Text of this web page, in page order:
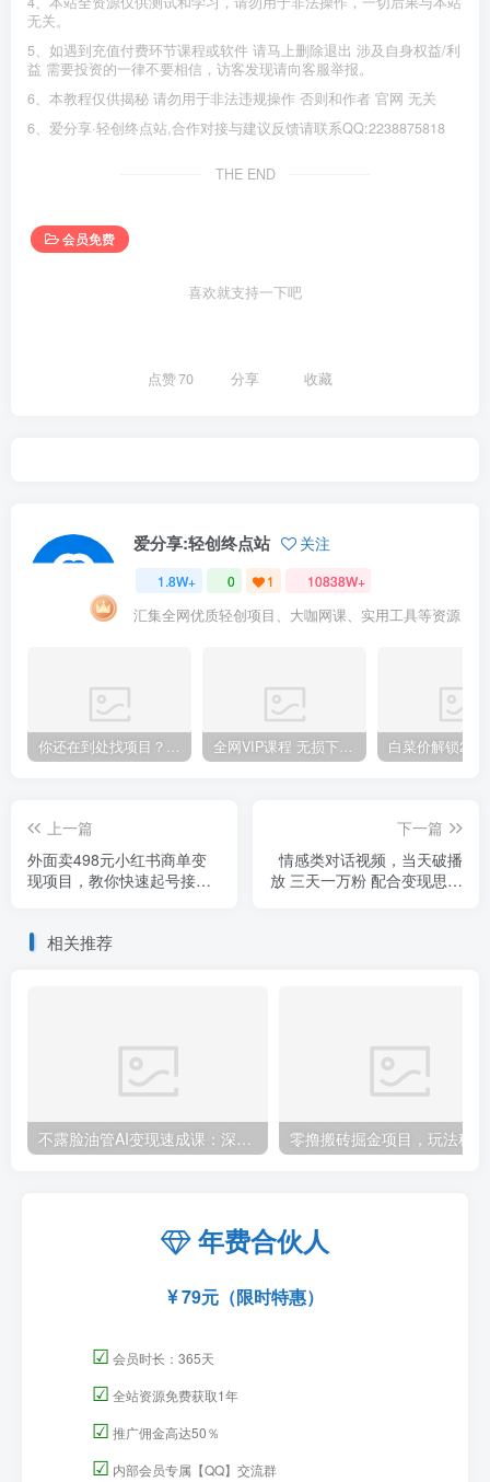
无关。
5、如遇到充值付费环节课程或软件 请马上删除退出 涉及自身权益/利
益 需要投资的一律不要相信，访客发现请向客服举报。
6、本教程仅供揭秘 请勿用于非法违规操作 否则和作者 官网 无关
6、爱分享·轻创终点站,合作对接与建议反馈请联系QQ:2238875818
THE END
会员免费
喜欢就支持一下吧
点赞70 分享 收藏
爱分享:轻创终点站 关注
1.8W+ 0 1 10838W+
汇集全网优质轻创项目、大咖网课、实用工具等资源
你还在到处找项目？还在当韭菜？我靠卖项目一个月收入5万+，曾经我也是个失败者。 全网VIP课程 无损下载~.~
上一篇
外面卖498元小红书商单变
现项目，教你快速起号接广
下一篇
情感类对话视频，当天破播
放 三天一万粉 配合变现思路
相关推荐
不露脸油管AI变现速成课：深挖高CPM盈利领域，零出镜打造YouTube稳定收益账号
年费合伙人
79元（限时特惠）
☑ 会员时长：365天
☑ 全站资源免费获取1年
☑ 推广佣金高达50％
☑ 内部会员专属【QQ】交流群